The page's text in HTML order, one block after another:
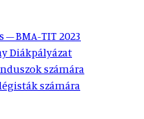
BMA-TIT 2023
Diákpályázat
számára
számára